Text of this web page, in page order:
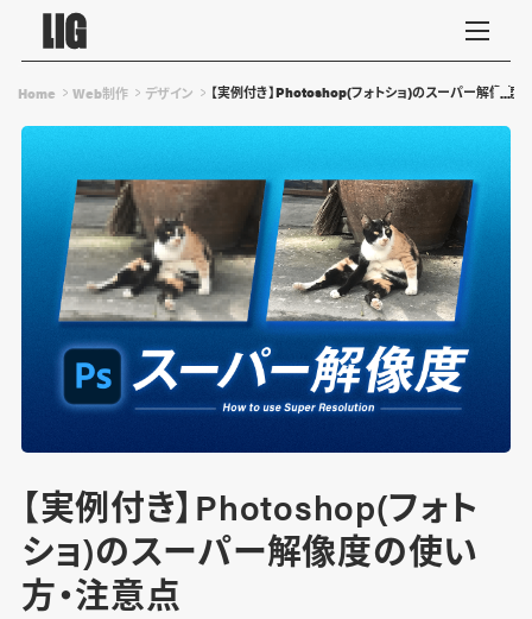
Home Web制作 デザイン 【実例付き】Photoshop(フォトショ)のスーパー解像度の
【実例付き】Photoshop(フォト
ショ)のスーパー解像度の使い
方・注意点